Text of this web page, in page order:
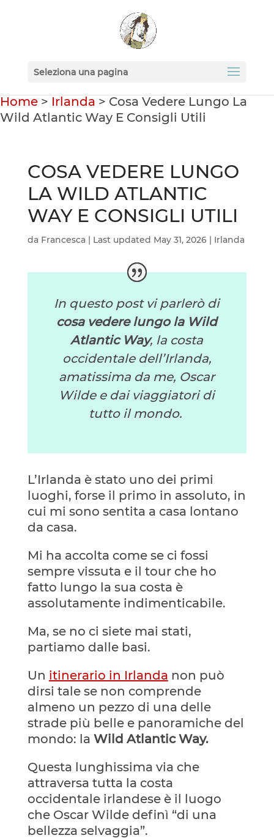
Seleziona una pagina
Home > Irlanda > Cosa Vedere Lungo La
Wild Atlantic Way E Consigli Utili
COSA VEDERE LUNGO
LA WILD ATLANTIC
WAY E CONSIGLI UTILI
da Francesca| Last updated May 31, 2026| Irlanda
In questo post vi parlerò di
cosa vedere lungo la Wild
Atlantic Way, la costa
occidentale dell’Irlanda,
amatissima da me, Oscar
Wilde e dai viaggiatori di
tutto il mondo.
L’Irlanda è stato uno dei primi
luoghi, forse il primo in assoluto, in
cui mi sono sentita a casa lontano
da casa.
Mi ha accolta come se ci fossi
sempre vissuta e il tour che ho
fatto lungo la sua costa è
assolutamente indimenticabile.
Ma, se no ci siete mai stati,
partiamo dalle basi.
Un itinerario in Irlanda non può
dirsi tale se non comprende
almeno un pezzo di una delle
strade più belle e panoramiche del
mondo: la Wild Atlantic Way.
Questa lunghissima via che
attraversa tutta la costa
occidentale irlandese è il luogo
che Oscar Wilde definì “di una
bellezza selvaggia”.